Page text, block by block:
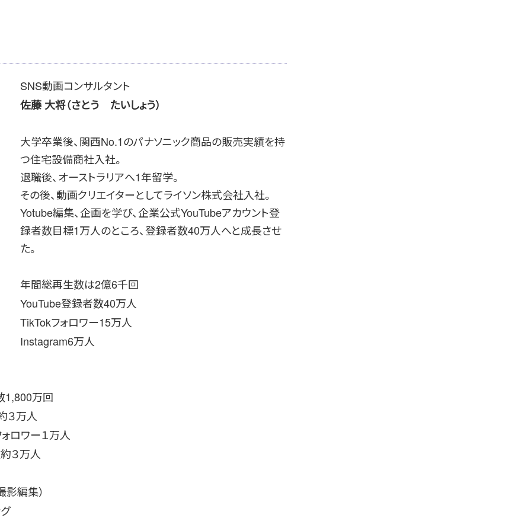
SNS動画コンサルタント
佐藤 大将（さとう たいしょう）
大学卒業後、関西No.1のパナソニック商品の販売実績を持
つ住宅設備商社入社。
退職後、オーストラリアへ1年留学。
その後、動画クリエイターとしてライソン株式会社入社。
Yotube編集、企画を学び、企業公式YouTubeアカウント登
録者数目標1万人のところ、登録者数40万人へと成長させ
た。
年間総再生数は2億6千回
YouTube登録者数40万人
TikTokフォロワー15万人
Instagram6万人
1,800万回
万人
ロワー１万人
３万人
影編集）